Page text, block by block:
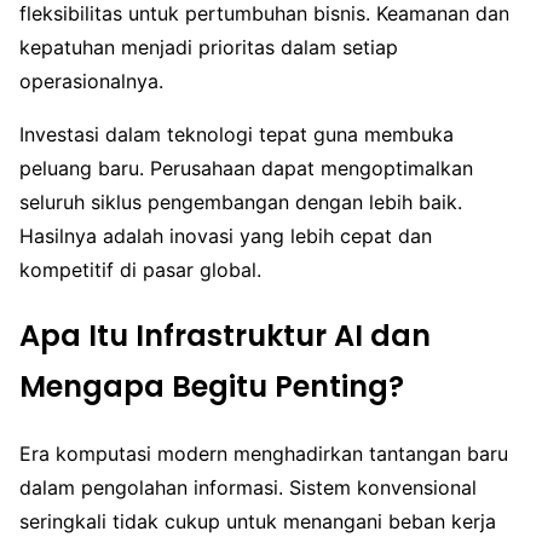
fleksibilitas untuk pertumbuhan bisnis. Keamanan dan
kepatuhan menjadi prioritas dalam setiap
operasionalnya.
Investasi dalam teknologi tepat guna membuka
peluang baru. Perusahaan dapat mengoptimalkan
seluruh siklus pengembangan dengan lebih baik.
Hasilnya adalah inovasi yang lebih cepat dan
kompetitif di pasar global.
Apa Itu Infrastruktur AI dan
Mengapa Begitu Penting?
Era komputasi modern menghadirkan tantangan baru
dalam pengolahan informasi. Sistem konvensional
seringkali tidak cukup untuk menangani beban kerja